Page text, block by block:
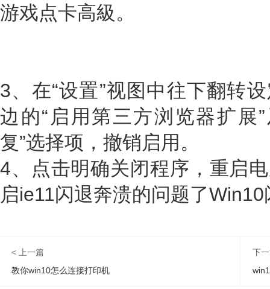
游戏点卡高級。
3、在“设置”视图中往下翻转
边的“启用第三方浏览器扩展
复”选择项，撤销启用。
4、点击明确关闭程序，重启
启ie11闪退奔溃的问题了Win10
< 上一篇
教你win10怎么连接打印机
下